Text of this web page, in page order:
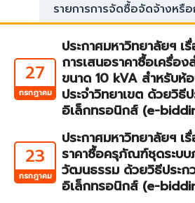
รายการการจัดซื้อจัดจ้างหรื
27
กรกฎาคม
ประกาศมหาวิทยาลัยฯ เ
การเสนอราคาซื้อเครื่อ
ขนาด 10 kVA สำหรับห้
ประจำวิทยาเขต ด้วยวิธี
อิเล็กทรอนิกส์ (e-
23
กรกฎาคม
ประกาศมหาวิทยาลัยฯ เ
ราคาซื้อครุภัณฑ์ชุดระบบ
วัฒนธรรม ด้วยวิธีประก
อิเล็กทรอนิกส์ (e-